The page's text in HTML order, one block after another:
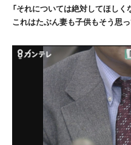
「それについては絶対してほし
これはたぶん妻も子供もそう思